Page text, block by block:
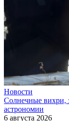
Новости
Солнечные вихри,
астрономии
6 августа 2026